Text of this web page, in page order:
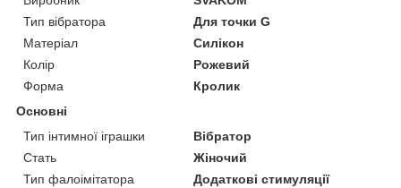
Тип вібратора
Для точки G
Матеріал
Силікон
Колір
Рожевий
Форма
Кролик
Основні
Тип інтимної іграшки
Вібратор
Стать
Жіночий
Тип фалоімітатора
Додаткові стимуляції